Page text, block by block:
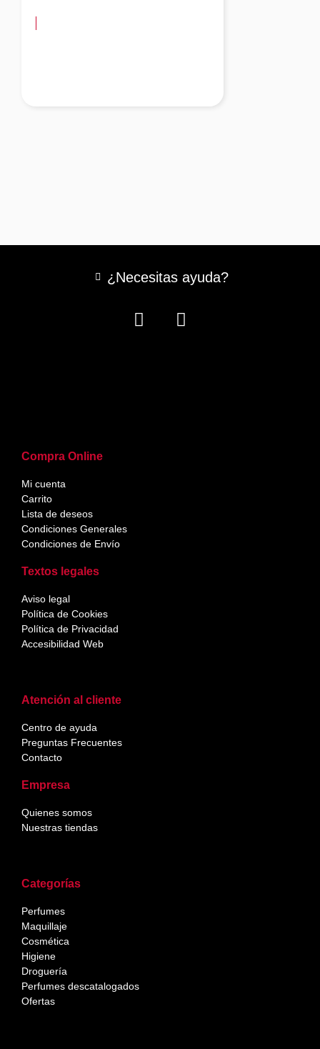
Categorías
Perfumes
Maquillaje
Cosmética
Higiene
Droguería
Perfumes descatalogados
Ofertas
Atención al cliente
Centro de ayuda
Preguntas Frecuentes
Contacto
Empresa
Quienes somos
Nuestras tiendas
Compra Online
Mi cuenta
Carrito
Lista de deseos
Condiciones Generales
Condiciones de Envío
Textos legales
Aviso legal
Política de Cookies
Política de Privacidad
Accesibilidad Web
¿Necesitas ayuda?